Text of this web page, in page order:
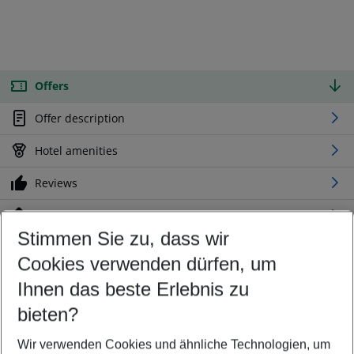
Offers
Offer description
Hotel amenities
Reviews
Location
Customize your offer
Find the perfect deal which suits your best
Your departure airport
Any airport
Stimmen Sie zu, dass wir
Cookies verwenden dürfen, um
Ihnen das beste Erlebnis zu
bieten?
Wir verwenden Cookies und ähnliche Technologien, um